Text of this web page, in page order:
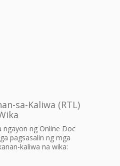
sa-Kaliwa (RTL)
ngayon ng Online Doc
pagsasalin ng mga
kaliwa na wika: